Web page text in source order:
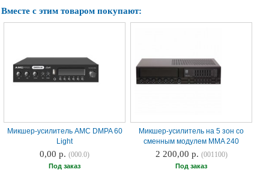
Вместе с этим товаром покупают:
Микшер-усилитель AMC DMPA 60
Light
0,00 р.(000.0)
Под заказ
Микшер-усилитель на 5 зон со
сменным модулем MMA 240
2 200,00 р. (001100)
Под заказ